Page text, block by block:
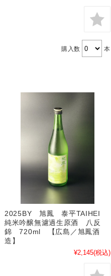
購入数 本
2025BY 旭鳳 泰平TAIHEI
純米吟醸無濾過生原酒 八反
錦 720ml 【広島／旭鳳酒
造】
¥2,145(税込)